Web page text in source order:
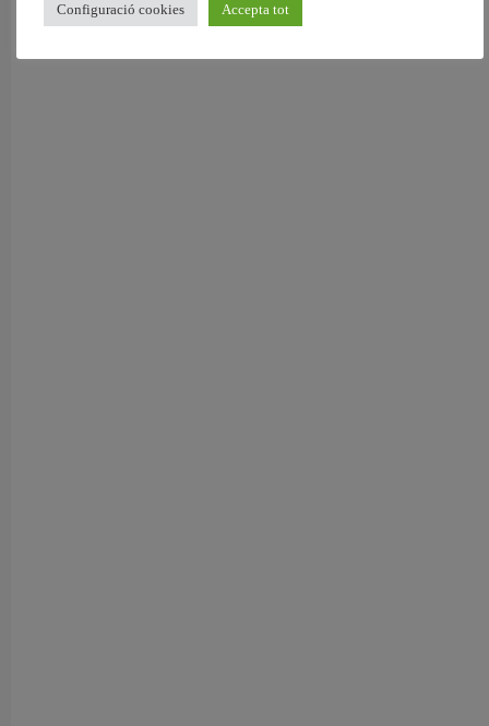
Configuració cookies Accepta tot